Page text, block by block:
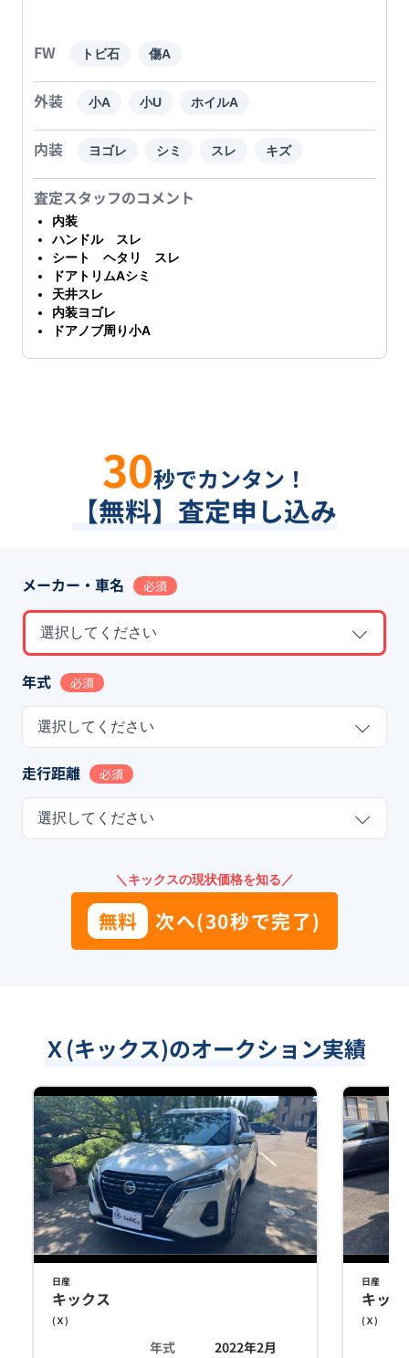
FW トビ石 傷A
外装 小A 小U ホイルA
内装 ヨゴレ シミ スレ キズ
査定スタッフのコメント
内装
ハンドル スレ
シート ヘタリ スレ
ドアトリムAシミ
天井スレ
内装ヨゴレ
ドアノブ周り小A
30秒でカンタン！
【無料】査定申し込み
メーカー・車名 必須
選択してください
年式 必須
選択してください
走行距離 必須
選択してください
＼キックスの現状価格を知る／
無料 次へ(30秒で完了)
Ｘ(キックス)のオークション実績
日産
キックス
( Ｘ)
年式
2022年2月
日産
キッ
( Ｘ)